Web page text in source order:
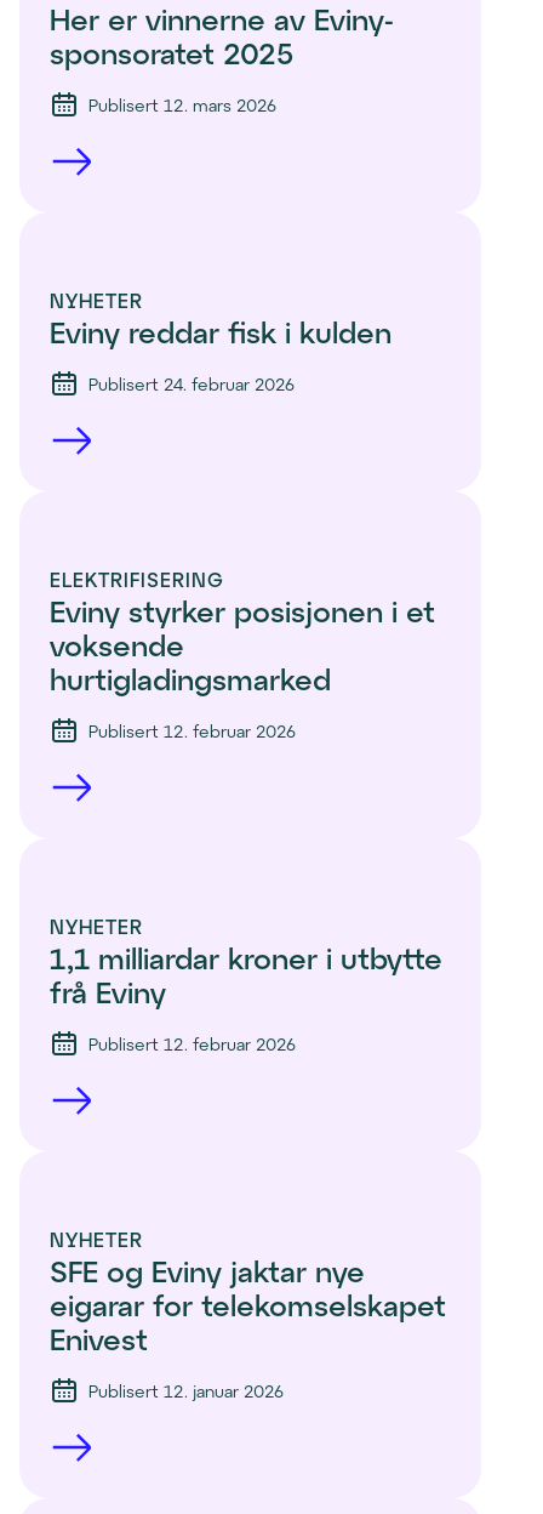
Her er vinnerne av Eviny-
sponsoratet 2025
Publisert 12. mars 2026
NYHETER
Eviny reddar fisk i kulden
Publisert 24. februar 2026
ELEKTRIFISERING
Eviny styrker posisjonen i et
voksende
hurtigladingsmarked
Publisert 12. februar 2026
NYHETER
1,1 milliardar kroner i utbytte
frå Eviny
Publisert 12. februar 2026
NYHETER
SFE og Eviny jaktar nye
eigarar for telekomselskapet
Enivest
Publisert 12. januar 2026